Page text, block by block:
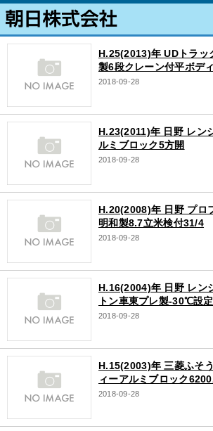
H.25(2013)年 UDトラッ
製6段クレーン付平ボデ
2018-09-28
H.23(2011)年 日野 レン
ルミブロック5方開
2018-09-28
H.20(2008)年 日野 プロ
明和製8.7立米検付31/4
2018-09-28
H.16(2004)年 日野 レン
トン車東プレ製-30℃設
2018-09-28
H.15(2003)年 三菱ふそ
ィーアルミブロック
2018-09-28